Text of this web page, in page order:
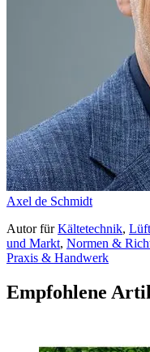
Axel de Schmidt
AutorfürKältetechnik,
und Markt, Normen &
Praxis & Handwerk
Empfohlene